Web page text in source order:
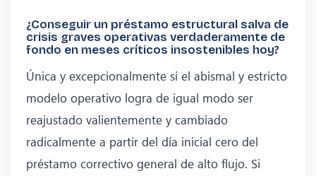
¿Conseguir un préstamo estructural salva de
crisis graves operativas verdaderamente de
fondo en meses críticos insostenibles hoy?
Única y excepcionalmente si el abismal y estricto
modelo operativo logra de igual modo ser
reajustado valientemente y cambiado
radicalmente a partir del día inicial cero del
préstamo correctivo general de alto flujo. Si